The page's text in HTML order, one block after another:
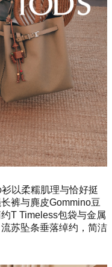
以柔糯肌理与恰好挺
裤与麂皮Gommino豆
T Timeless包袋与金属
苏坠条垂落绰约，简洁